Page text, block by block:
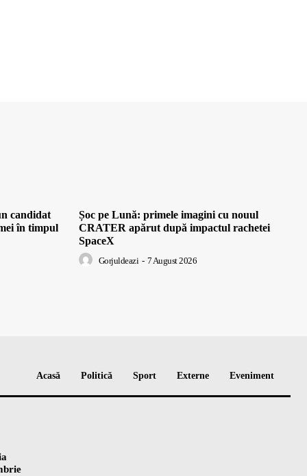
candidat
în timpul
Șoc pe Lună: primele imagini cu nouul
CRATER apărut după impactul rachetei
SpaceX
Gorjuldeazi - 7 August 2026
Acasă Politică Sport Externe Eveniment